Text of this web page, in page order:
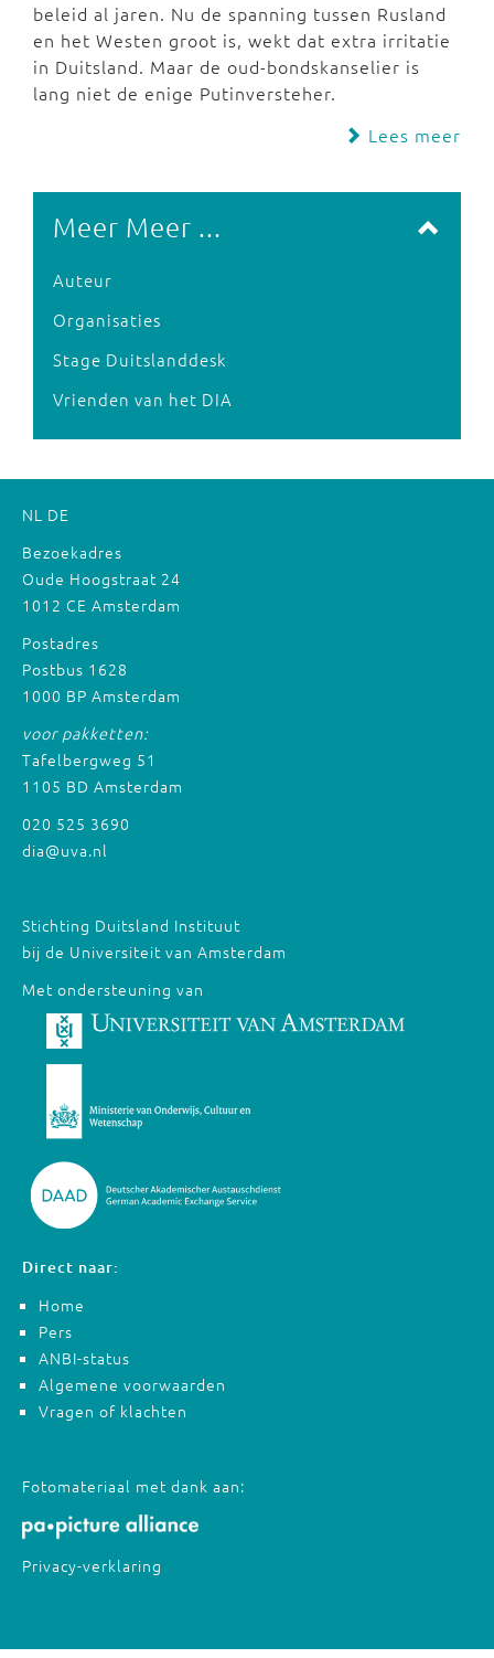
beleid al jaren. Nu de spanning tussen Rusland
en het Westen groot is, wekt dat extra irritatie
in Duitsland. Maar de oud-bondskanselier is
lang niet de enige Putinversteher.
Lees meer
Meer Meer ...
Auteur
Organisaties
Stage Duitslanddesk
Vrienden van het DIA
NL DE
Bezoekadres
Oude Hoogstraat 24
1012 CE Amsterdam
Postadres
Postbus 1628
1000 BP Amsterdam
voor pakketten:
Tafelbergweg 51
1105 BD Amsterdam
020 525 3690
dia@uva.nl
Stichting Duitsland Instituut
bij de Universiteit van Amsterdam
Met ondersteuning van
Direct naar:
Home
Pers
ANBI-status
Algemene voorwaarden
Vragen of klachten
Fotomateriaal met dank aan:
Privacy-verklaring